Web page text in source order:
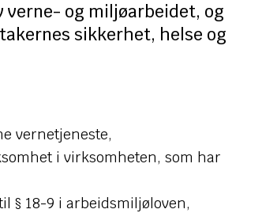
og miljøarbeidet, og
sikkerhet, helse og
vernetjeneste,
i virksomheten, som har
§ 18-9 i arbeidsmiljøloven,